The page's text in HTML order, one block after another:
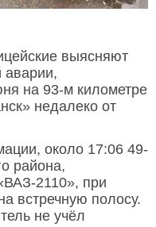
выясняют
аварии,
на 93-м километре
недалеко от
около 17:06 49-
района,
2110», при
встречную полосу.
не учёл